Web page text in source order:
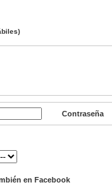
Contraseña
en Facebook